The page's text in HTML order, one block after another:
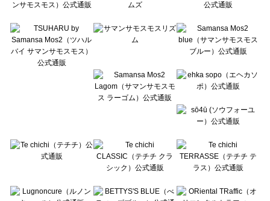
Te chichi CLASSIC（テチチ クラシック）の一覧
Lugnoncure（ルノンキュール）の一覧
BETTY'S BLUE（べティーズブルー）の一覧
Wpc.（ワールドパーティー）の一覧